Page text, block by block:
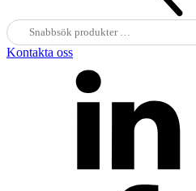
Sök
efter:
Kontakta oss